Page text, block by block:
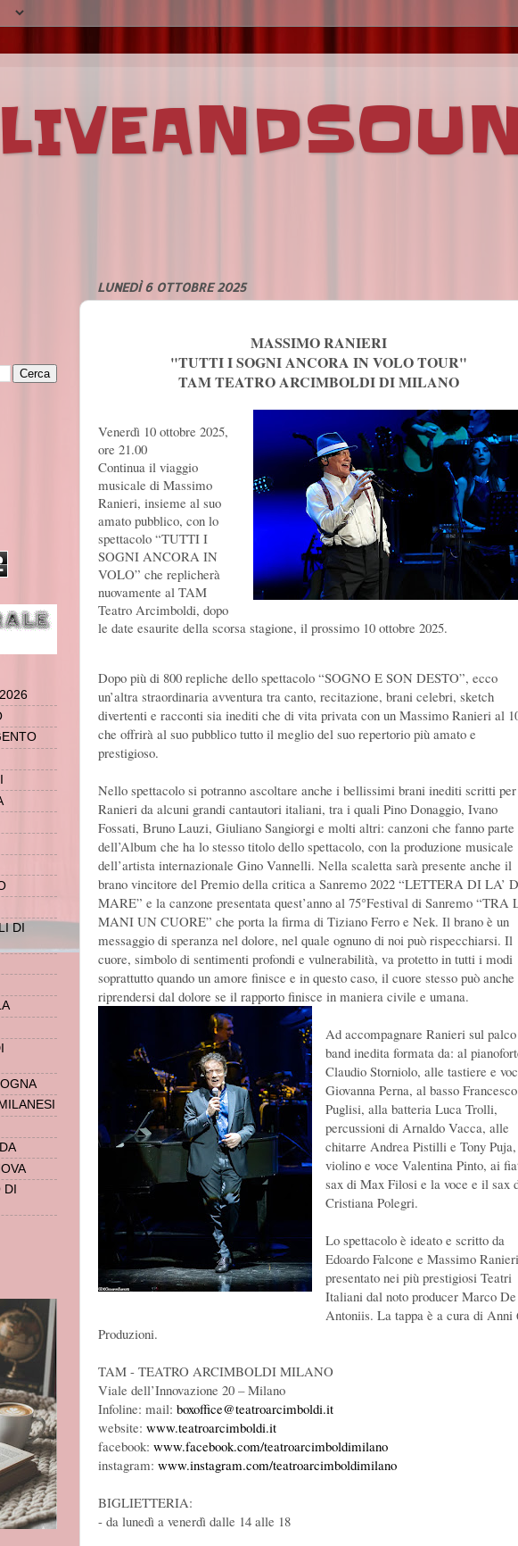
LUNEDÌ 6 OTTOBRE 2025
MASSIMO RANIERI
"TUTTI I SOGNI ANCORA IN VOLO TOUR"
TAM TEATRO ARCIMBOLDI DI MILANO
Venerdì 10 ottobre 2025,
ore 21.00
Continua il viaggio
musicale di Massimo
Ranieri, insieme al suo
amato pubblico, con lo
spettacolo “TUTTI I
SOGNI ANCORA IN
VOLO” che replicherà
nuovamente al TAM
Teatro Arcimboldi, dopo
le date esaurite della scorsa stagione, il prossimo 10 ottobre 2025.
Dopo più di 800 repliche dello spettacolo “SOGNO E SON DESTO”, ecco
un’altra straordinaria avventura tra canto, recitazione, brani celebri, sketch
divertenti e racconti sia inediti che di vita privata con un Massimo Ranieri al
che offrirà al suo pubblico tutto il meglio del suo repertorio più amato e
prestigioso.
Nello spettacolo si potranno ascoltare anche i bellissimi brani inediti scritti per
Ranieri da alcuni grandi cantautori italiani, tra i quali Pino Donaggio, Ivano
Fossati, Bruno Lauzi, Giuliano Sangiorgi e molti altri: canzoni che fanno parte
dell’Album che ha lo stesso titolo dello spettacolo, con la produzione musicale
dell’artista internazionale Gino Vannelli. Nella scaletta sarà presente anche il
brano vincitore del Premio della critica a Sanremo 2022 “LETTERA DI LA’
MARE” e la canzone presentata quest’anno al 75°Festival di Sanremo “TRA
MANI UN CUORE” che porta la firma di Tiziano Ferro e Nek. Il brano è un
messaggio di speranza nel dolore, nel quale ognuno di noi può rispecchiarsi. Il
cuore, simbolo di sentimenti profondi e vulnerabilità, va protetto in tutti i modi
soprattutto quando un amore finisce e in questo caso, il cuore stesso può anche
riprendersi dal dolore se il rapporto finisce in maniera civile e umana.
Ad accompagnare Ranieri sul
band inedita formata da: al
Claudio Storniolo, alle tastiere e
Giovanna Perna, al basso Francesco
Puglisi, alla batteria Luca Trolli,
percussioni di Arnaldo Vacca, alle
chitarre Andrea Pistilli e Tony Puja,
violino e voce Valentina Pinto, ai
sax di Max Filosi e la voce e il sax
Cristiana Polegri.
Lo spettacolo è ideato e scritto da
Edoardo Falcone e Massimo
presentato nei più prestigiosi Teatri
Italiani dal noto producer Marco De
Antoniis. La tappa è a cura di Anni
Produzioni.
TAM - TEATRO ARCIMBOLDI MILANO
Viale dell’Innovazione 20 – Milano
Infoline: mail: boxoffice@teatroarcimboldi.it
website: www.teatroarcimboldi.it
facebook: www.facebook.com/teatroarcimboldimilano
instagram: www.instagram.com/teatroarcimboldimilano
BIGLIETTERIA:
- da lunedì a venerdì dalle 14 alle 18
DI